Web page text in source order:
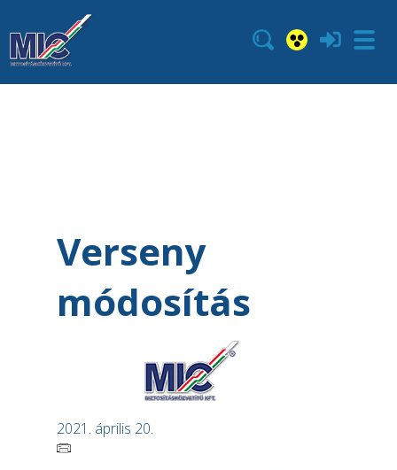
Verseny
módosítás
2021. április 20.